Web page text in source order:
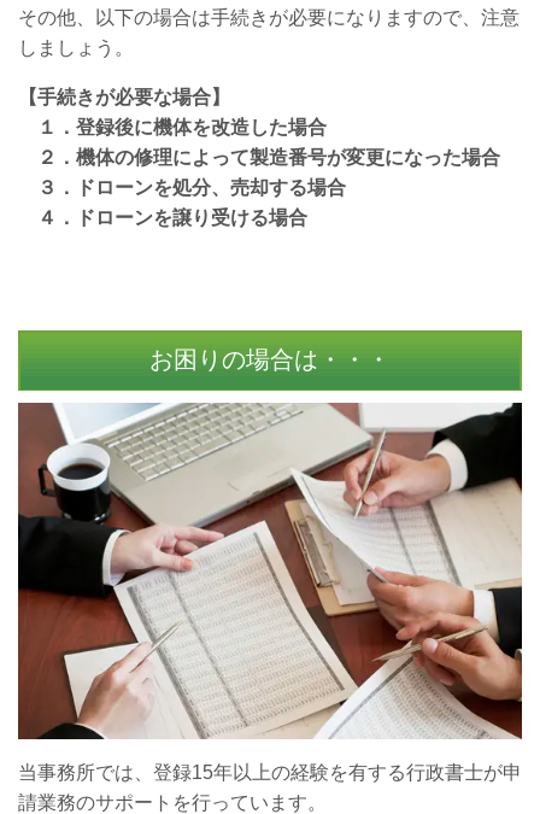
その他、以下の場合は手続きが必要になりますので、注意
しましょう。
【手続きが必要な場合】
１．登録後に機体を改造した場合
２．機体の修理によって製造番号が変更になった場合
３．ドローンを処分、売却する場合
４．ドローンを譲り受ける場合
お困りの場合は・・・
当事務所では、登録15年以上の経験を有する行政書士が申
請業務のサポートを行っています。